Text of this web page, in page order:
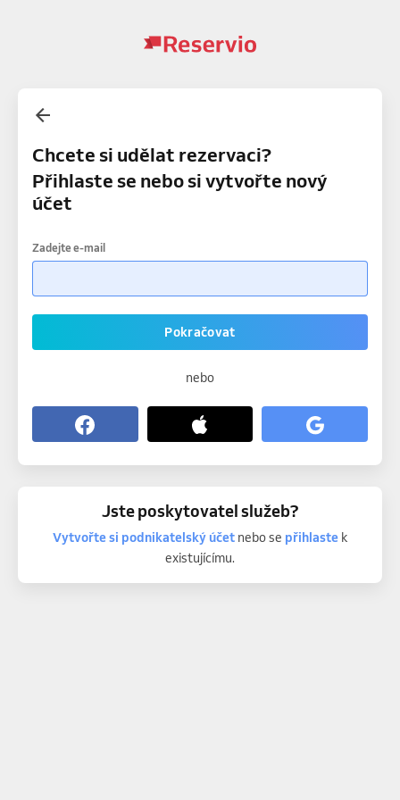
Chcete si udělat rezervaci?
Přihlaste se nebo si vytvořte nový
účet
Zadejte e-mail
Pokračovat
nebo
Jste poskytovatel služeb?
Vytvořte si podnikatelský účetnebo se přihlastek
existujícímu.